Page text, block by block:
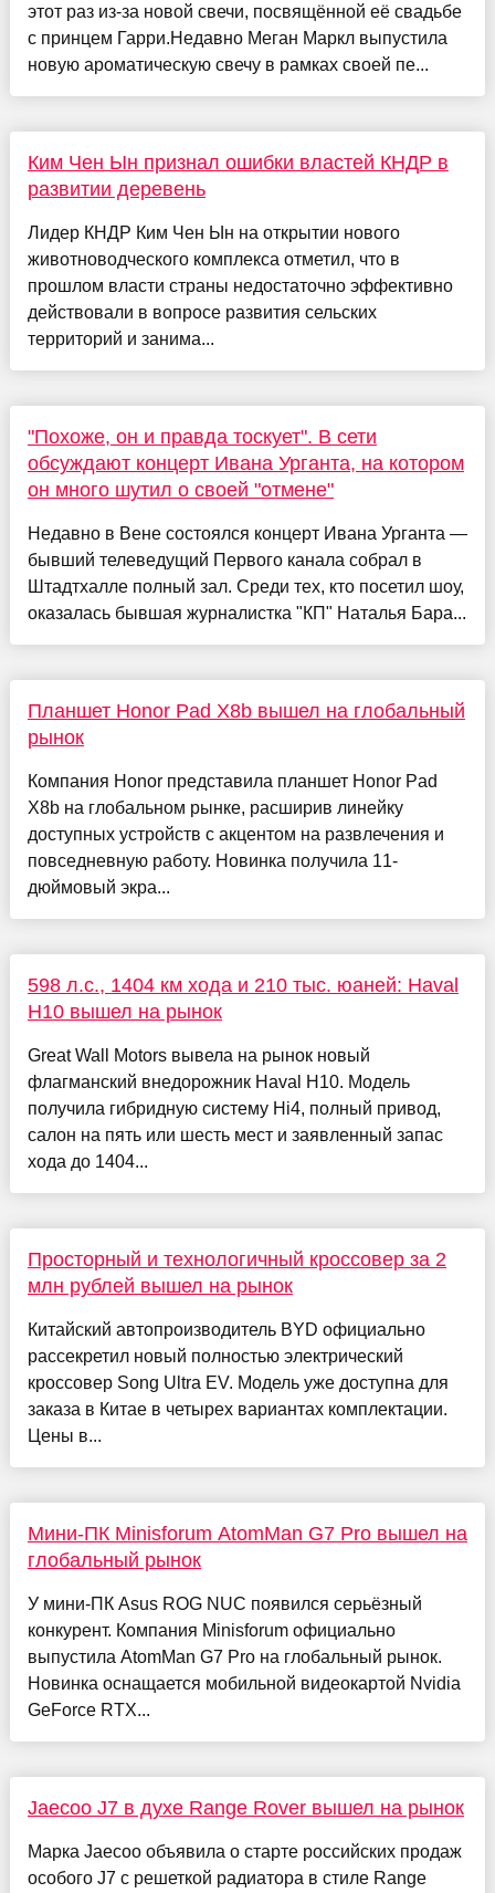
этот раз из-за новой свечи, посвящённой её свадьбе
с принцем Гарри.Недавно Меган Маркл выпустила
новую ароматическую свечу в рамках своей пе...
Ким Чен Ын признал ошибки властей КНДР в
развитии деревень
Лидер КНДР Ким Чен Ын на открытии нового
животноводческого комплекса отметил, что в
прошлом власти страны недостаточно эффективно
действовали в вопросе развития сельских
территорий и занима...
"Похоже, он и правда тоскует". В сети
обсуждают концерт Ивана Урганта, на котором
он много шутил о своей "отмене"
Недавно в Вене состоялся концерт Ивана Урганта —
бывший телеведущий Первого канала собрал в
Штадтхалле полный зал. Среди тех, кто посетил шоу,
оказалась бывшая журналистка "КП" Наталья Бара...
Планшет Honor Pad X8b вышел на глобальный
рынок
Компания Honor представила планшет Honor Pad
X8b на глобальном рынке, расширив линейку
доступных устройств с акцентом на развлечения и
повседневную работу. Новинка получила 11-
дюймовый экра...
598 л.с., 1404 км хода и 210 тыс. юаней: Haval
H10 вышел на рынок
Great Wall Motors вывела на рынок новый
флагманский внедорожник Haval H10. Модель
получила гибридную систему Hi4, полный привод,
салон на пять или шесть мест и заявленный запас
хода до 1404...
Просторный и технологичный кроссовер за 2
млн рублей вышел на рынок
Китайский автопроизводитель BYD официально
рассекретил новый полностью электрический
кроссовер Song Ultra EV. Модель уже доступна для
заказа в Китае в четырех вариантах комплектации.
Цены в...
Мини-ПК Minisforum AtomMan G7 Pro вышел на
глобальный рынок
У мини-ПК Asus ROG NUC появился серьёзный
конкурент. Компания Minisforum официально
выпустила AtomMan G7 Pro на глобальный рынок.
Новинка оснащается мобильной видеокартой Nvidia
GeForce RTX...
Jaecoo J7 в духе Range Rover вышел на рынок
Марка Jaecoo объявила о старте российских продаж
особого J7 с решеткой радиатора в стиле Range